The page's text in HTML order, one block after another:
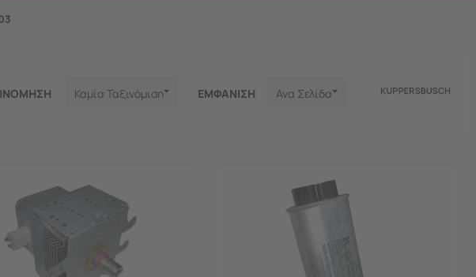
Καμία Ταξινόμιση ΕΜΦΑNΙΣΗ Ανα Σελίδα